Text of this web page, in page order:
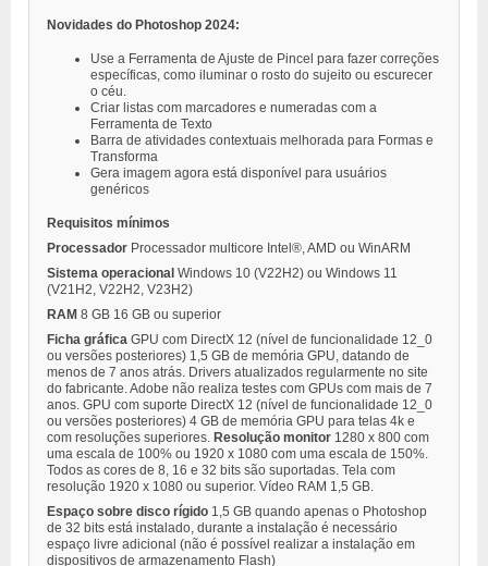
Novidades do Photoshop 2024:
Use a Ferramenta de Ajuste de Pincel para fazer correções
específicas, como iluminar o rosto do sujeito ou escurecer
o céu.
Criar listas com marcadores e numeradas com a
Ferramenta de Texto
Barra de atividades contextuais melhorada para Formas e
Transforma
Gera imagem agora está disponível para usuários
genéricos
Requisitos mínimos
Processador Processador multicore Intel®, AMD ou WinARM
Sistema operacional Windows 10 (V22H2) ou Windows 11
(V21H2, V22H2, V23H2)
RAM 8 GB 16 GB ou superior
Ficha gráfica GPU com DirectX 12 (nível de funcionalidade 12_0
ou versões posteriores) 1,5 GB de memória GPU, datando de
menos de 7 anos atrás. Drivers atualizados regularmente no site
do fabricante. Adobe não realiza testes com GPUs com mais de 7
anos. GPU com suporte DirectX 12 (nível de funcionalidade 12_0
ou versões posteriores) 4 GB de memória GPU para telas 4k e
com resoluções superiores. Resolução monitor 1280 x 800 com
uma escala de 100% ou 1920 x 1080 com uma escala de 150%.
Todos as cores de 8, 16 e 32 bits são suportadas. Tela com
resolução 1920 x 1080 ou superior. Vídeo RAM 1,5 GB.
Espaço sobre disco rígido 1,5 GB quando apenas o Photoshop
de 32 bits está instalado, durante a instalação é necessário
espaço livre adicional (não é possível realizar a instalação em
dispositivos de armazenamento Flash)